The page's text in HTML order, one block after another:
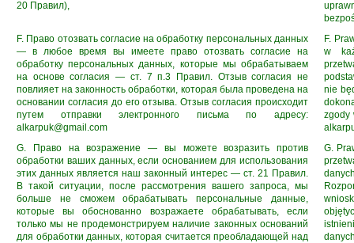
20 Правил),
F. Право отозвать согласие на обработку персональных данных
— в любое время вы имеете право отозвать согласие на
обработку персональных данных, которые мы обрабатываем
на основе согласия — ст. 7 п.3 Правил. Отзыв согласия не
повлияет на законность обработки, которая была проведена на
основании согласия до его отзыва. Отзыв согласия происходит
путем отправки электронного письма по адресу:
alkarpuk@gmail.com
F.
w
nie
zgody
G. Право на возражение — вы можете возразить против
обработки ваших данных, если основанием для использования
этих данных является наш законный интерес — ст. 21 Правил.
В такой ситуации, после рассмотрения вашего запроса, мы
больше не сможем обрабатывать персональные данные,
которые вы обоснованно возражаете обрабатывать, если
только мы не продемонстрируем наличие законных оснований
для обработки данных, которая считается преобладающей над
G.